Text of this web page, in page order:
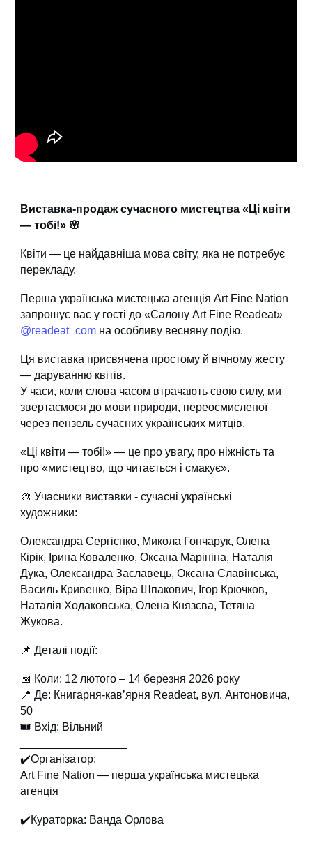
Виставка-продаж сучасного мистецтва «Ці квіти
— тобі!» 🌸
Квіти — це найдавніша мова світу, яка не потребує
перекладу.
Перша українська мистецька агенція Art Fine Nation
запрошує вас у гості до «Салону Art Fine Readeat»
@readeat_com на особливу весняну подію.
Ця виставка присвячена простому й вічному жесту
— даруванню квітів.
У часи, коли слова часом втрачають свою силу, ми
звертаємося до мови природи, переосмисленої
через пензель сучасних українських митців.
«Ці квіти — тобі!» — це про увагу, про ніжність та
про «мистецтво, що читається і смакує».
🎨 Учасники виставки - сучасні українські
художники:
Олександра Сергієнко, Микола Гончарук, Олена
Кірік, Ірина Коваленко, Оксана Марініна, Наталія
Дука, Олександра Заславець, Оксана Славінська,
Василь Кривенко, Віра Шпакович, Ігор Крючков,
Наталія Ходаковська, Олена Князєва, Тетяна
Жукова.
📌 Деталі події:
📅 Коли: 12 лютого – 14 березня 2026 року
📍 Де: Книгарня-кав’ярня Readeat, вул. Антоновича,
50
🎟 Вхід: Вільний
✔️Організатор:
Art Fine Nation — перша українська мистецька
агенція
✔️Кураторка: Ванда Орлова